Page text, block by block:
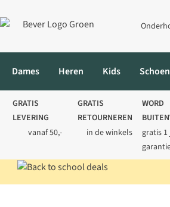
Dames Heren Kids
GRATIS
LEVERING
vanaf 50,-
GRATIS
RETOURNEREN
in de winkels
WORD
gratis 1